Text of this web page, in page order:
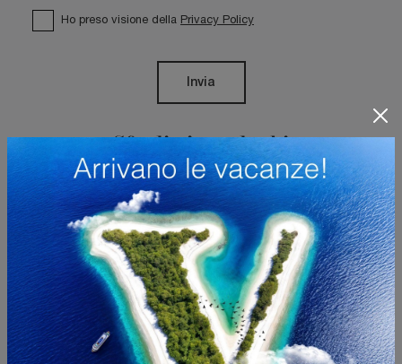
Sfoglia i cataloghi
Ho preso visione della Privacy Policy
Invia